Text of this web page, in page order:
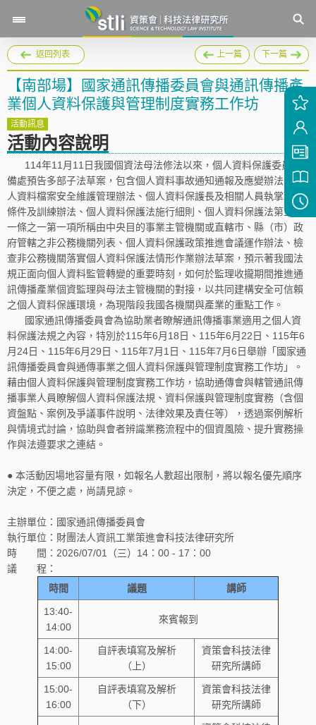
返回列表 上一篇 下一篇
【南部場】國家通訊傳播委員會與通訊傳播產
業個人資料保護與管理制度實務工作坊
活動訊息
活動內容說明
114年11月11日我國個資法母法修法以來，個人資料保護委員籌
備處預告多部子法草案，包含個人資料事故通知通報及應變辦法、個
人資料檔案安全維護管理辦法、個人資料保護長及相關人員執掌職能
條件及訓練辦法、個人資料保護法施行細則、個人資料保護法第五十
一條之一第一項所稱由中央目的事業主管機關或直轄市、縣（市）政
府管轄之非公務機關列表、個人資料保護政策推進會議運作辦法、檢
查非公務機關落實個人資料保護法情形作業辦法草案，預示著我國法
規正面向個人資料監管轉變的重要時刻，如何於監理收攏期間推進通
訊傳播產業個資監理與母法主管機關的對接，以共同建構安全可信賴
之個人資料保護環境，為現階段我國各機關與產業的重點工作。
國家通訊傳播委員會為協助業者瞭解通訊傳播事業適用之個人資
料保護法規之內容，特別於115年6月18日、115年6月22日、115年6
月24日、115年6月29日、115年7月1日、115年7月6日舉辦「國家通
訊傳播委員會與通傳事業之個人資料保護與管理制度實務工作坊」。
藉由個人資料保護與管理制度實務工作坊，協助通傳會與轄管通訊傳
播事業人員瞭解個人資料保護法規、資料保護與管理制度實務（含個
資盤點、案例及爭議事件說明、法律效果及責任等），透過案例解析
與情境式討論，協助與會者辨識業務流程中的個資風險、提升實務操
作與法遵要求之連結。
● 本活動因場地容量有限，如報名人數超出限制，將以報名優先順序
決定，不便之處，尚請見諒。
主辦單位：國家通訊傳播委員會
執行單位：財團法人資訊工業策進會科技法律研究所
時 間：2026/07/01（三）14：00 - 17：00
議 程：
時間
議題 講師
13:40-
14:00
來賓報到
14:00-
15:00
自評表填寫及解析
（上）
資策會科技法律
研究所講師
15:00-
16:00
自評表填寫及解析
（下）
資策會科技法律
研究所講師